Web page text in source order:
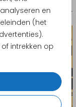
en
(het
intrekken op